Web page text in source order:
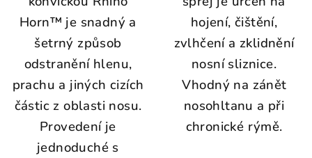
Horn™ je snadný a
šetrný způsob
odstranění hlenu,
prachu a jiných cizích
částic z oblasti nosu.
Provedení je
jednoduché s
hojení, čištění,
zvlhčení a zklidnění
nosní sliznice.
Vhodný na zánět
nosohltanu a při
chronické rýmě.